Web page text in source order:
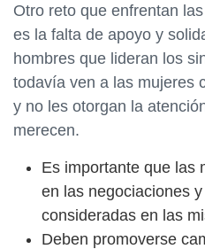
Otro reto que enfrentan
es la falta de apoyo y
hombres que lideran los
todavía ven a las mujeres
y no les otorgan la
merecen.
Es importante que las
en las negociaciones
consideradas en las
Deben promoverse